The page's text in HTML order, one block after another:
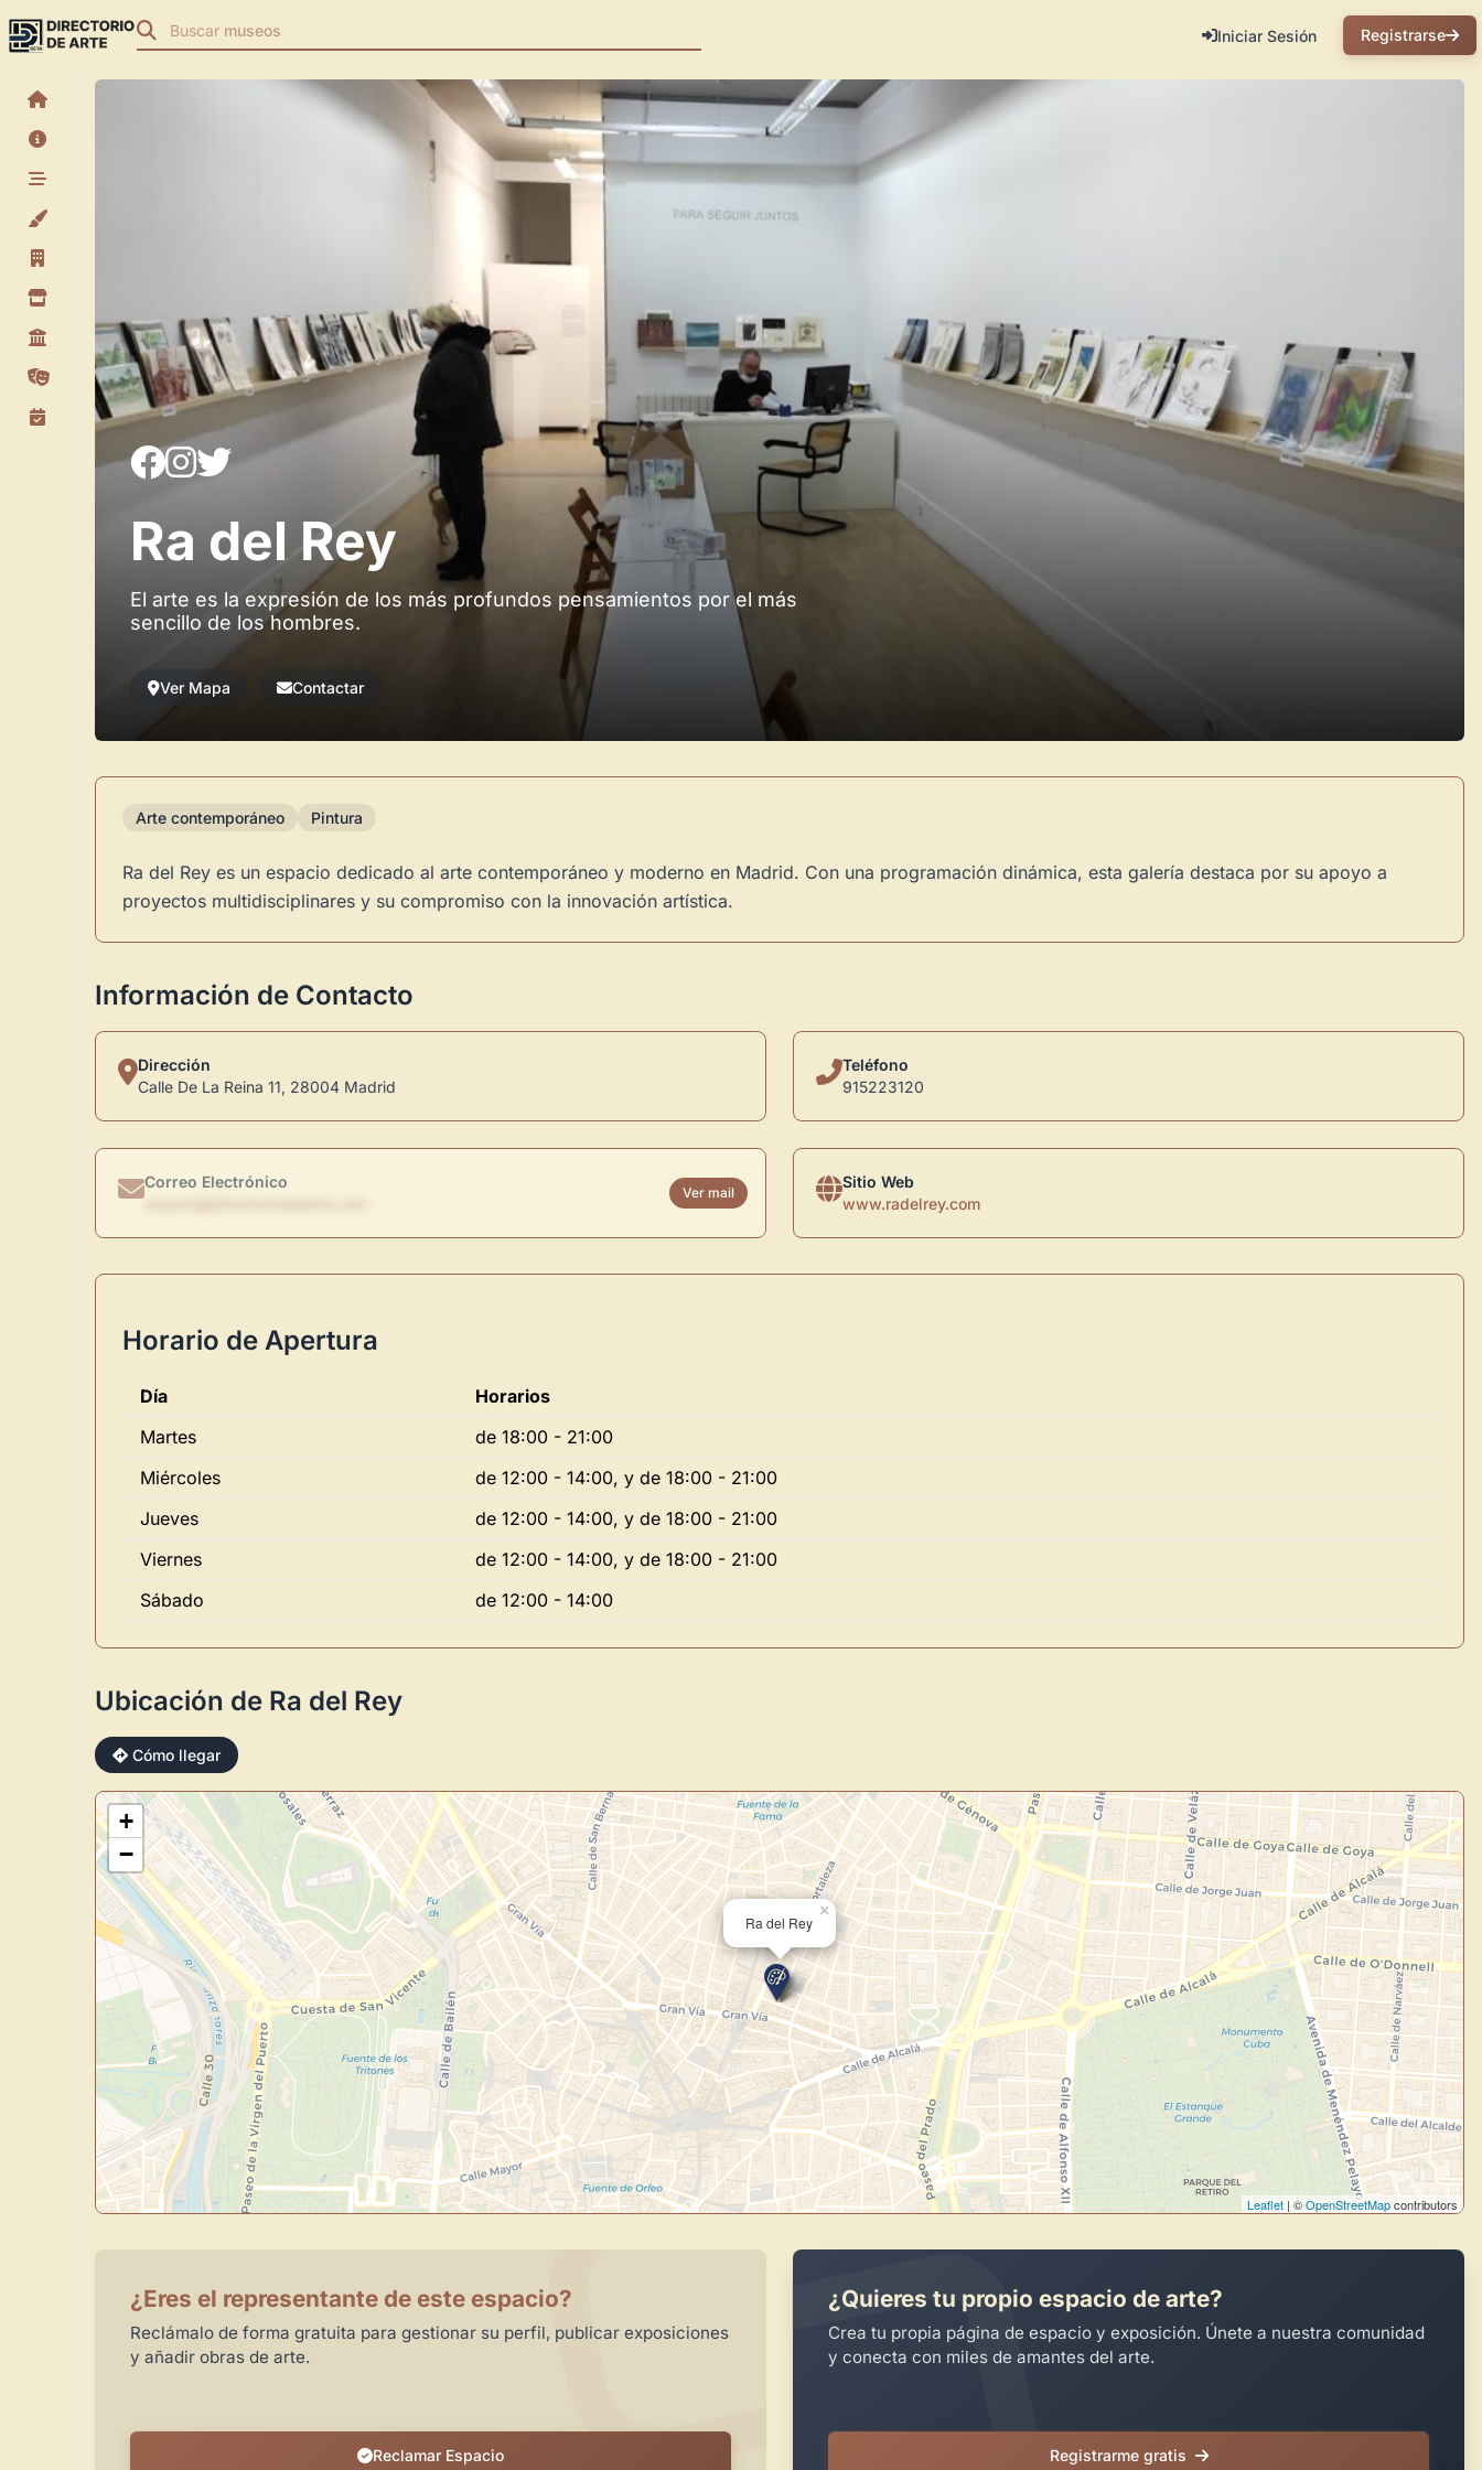
Buscar museos Iniciar Sesión Registrarse
Ra del Rey
El arte es la expresión de los más profundos pensamientos por el más
sencillo de los hombres.
Ver Mapa Contactar
Arte contemporáneo Pintura
Ra del Rey es un espacio dedicado al arte contemporáneo y moderno en Madrid. Con una programación dinámica, esta galería destaca por su apoyo a
proyectos multidisciplinares y su compromiso con la innovación artística.
Información de Contacto
Dirección
Calle De La Reina 11, 28004 Madrid
Teléfono
915223120
Correo Electrónico
Ver mail
Sitio Web
www.radelrey.com
Horario de Apertura
Día
Horarios
Martes
de 18:00 - 21:00
Miércoles
de 12:00 - 14:00, y de 18:00 - 21:00
Jueves
de 12:00 - 14:00, y de 18:00 - 21:00
Viernes
de 12:00 - 14:00, y de 18:00 - 21:00
Sábado
de 12:00 - 14:00
Ubicación de Ra del Rey
Cómo llegar
Ra del Rey
×
+
−
Leaflet | ©OpenStreetMapcontributors
¿Eres el representante de este espacio?
Reclámalo de forma gratuita para gestionar su perfil, publicar exposiciones
y añadir obras de arte.
Reclamar Espacio
¿Quieres tu propio espacio de arte?
Crea tu propia página de espacio y exposición. Únete a nuestra comunidad
y conecta con miles de amantes del arte.
Registrarme gratis
Novedad: Tu Panel de Usuario
Sigue las visitas de tus obras
Crear cuenta y abrir mi Panel Explorar obras